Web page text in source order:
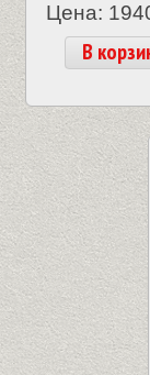
Цена:
В